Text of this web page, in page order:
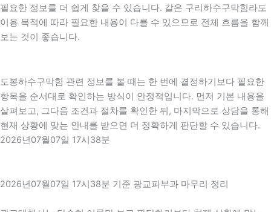
필요한 정보를 더 쉽게 찾을 수 있습니다. 같은 구리하수구막힘라도
이용 목적에 따라 필요한 내용이 다를 수 있으므로 전체 흐름을 함께
보는 것이 좋습니다.
도봉하수구막힘 관련 정보를 볼 때는 한 번에 결정하기보다 필요한
항목을 순서대로 확인하는 방식이 안정적입니다. 먼저 기본 내용을
살펴보고, 그다음 조건과 절차를 확인한 뒤, 마지막으로 상담을 통해
현재 상황에 맞는 안내를 받으면 더 정확하게 판단할 수 있습니다.
2026년07월07일 17시38분
2026년07월07일 17시38분 기준 광교피부과 마무리 정리